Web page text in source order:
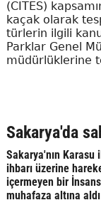
(CITES)
kaçak olarak
türlerin ilgili
Parklar Genel
müdürlüklerine
Sakarya'da
Sakarya'nın
ihbarı üzerine
içermeyen bir
muhafaza altına aldı